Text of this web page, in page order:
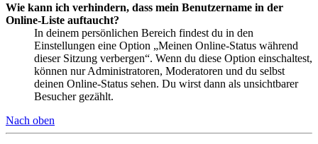
Wie kann ich verhindern, dass mein Benutzername in der
Online-Liste auftaucht?
In deinem persönlichen Bereich findest du in den
Einstellungen eine Option „Meinen Online-Status während
dieser Sitzung verbergen“. Wenn du diese Option einschaltest,
können nur Administratoren, Moderatoren und du selbst
deinen Online-Status sehen. Du wirst dann als unsichtbarer
Besucher gezählt.
Nach oben